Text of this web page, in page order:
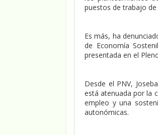
puestos de trabajo de
Es más, ha
de Economía
presentada en el
Desde el PNV,
está atenuada por la
empleo y una
autonómicas.